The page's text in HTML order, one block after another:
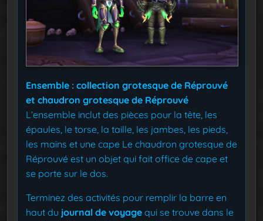
Ensemble : collection grotesque de Réprouvé
et chaudron grotesque de Réprouvé
L’ensemble inclut des pièces pour la tête, les
épaules, le torse, la taille, les jambes, les pieds,
les mains et une cape Le chaudron grotesque de
Réprouvé est un objet qui fait office de cape et
se porte sur le dos.
Terminez des activités pour remplir la barre en
haut du journal de voyage qui se trouve dans le